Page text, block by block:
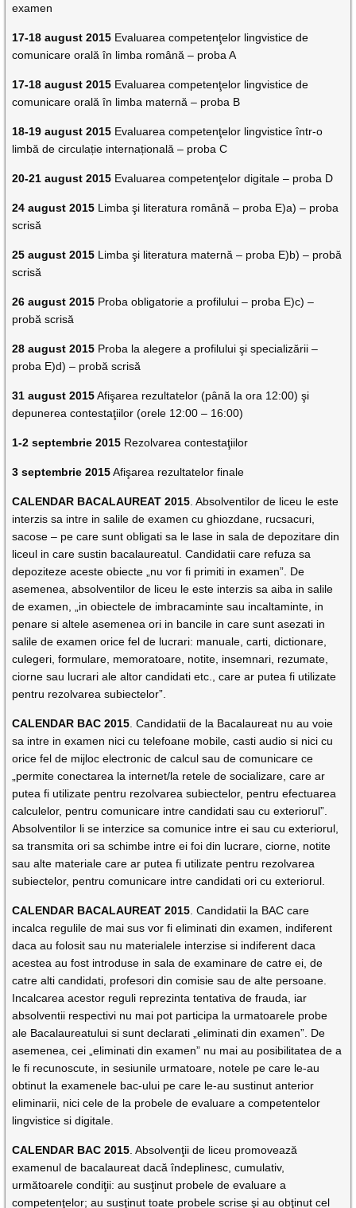
examen
17-18 august 2015 Evaluarea competenţelor lingvistice de
comunicare orală în limba română – proba A
17-18 august 2015 Evaluarea competenţelor lingvistice de
comunicare orală în limba maternă – proba B
18-19 august 2015 Evaluarea competenţelor lingvistice într-o
limbă de circulație internațională – proba C
20-21 august 2015 Evaluarea competenţelor digitale – proba D
24 august 2015 Limba şi literatura română – proba E)a) – proba
scrisă
25 august 2015 Limba şi literatura maternă – proba E)b) – probă
scrisă
26 august 2015 Proba obligatorie a profilului – proba E)c) –
probă scrisă
28 august 2015 Proba la alegere a profilului şi specializării –
proba E)d) – probă scrisă
31 august 2015Afişarea rezultatelor (până la ora 12:00) şi
depunerea contestaţiilor (orele 12:00 – 16:00)
1-2 septembrie 2015 Rezolvarea contestaţiilor
3 septembrie 2015Afişarea rezultatelor finale
CALENDAR BACALAUREAT 2015 . Absolventilor de liceu le este
interzis sa intre in salile de examen cu ghiozdane, rucsacuri,
sacose – pe care sunt obligati sa le lase in sala de depozitare din
liceul in care sustin bacalaureatul. Candidatii care refuza sa
depoziteze aceste obiecte „nu vor fi primiti in examen”. De
asemenea, absolventilor de liceu le este interzis sa aiba in salile
de examen, „in obiectele de imbracaminte sau incaltaminte, in
penare si altele asemenea ori in bancile in care sunt asezati in
salile de examen orice fel de lucrari: manuale, carti, dictionare,
culegeri, formulare, memoratoare, notite, insemnari, rezumate,
ciorne sau lucrari ale altor candidati etc., care ar putea fi utilizate
pentru rezolvarea subiectelor”.
CALENDAR BAC 2015 . Candidatii de la Bacalaureat nu au voie
sa intre in examen nici cu telefoane mobile, casti audio si nici cu
orice fel de mijloc electronic de calcul sau de comunicare ce
„permite conectarea la internet/la retele de socializare, care ar
putea fi utilizate pentru rezolvarea subiectelor, pentru efectuarea
calculelor, pentru comunicare intre candidati sau cu exteriorul”.
Absolventilor li se interzice sa comunice intre ei sau cu exteriorul,
sa transmita ori sa schimbe intre ei foi din lucrare, ciorne, notite
sau alte materiale care ar putea fi utilizate pentru rezolvarea
subiectelor, pentru comunicare intre candidati ori cu exteriorul.
CALENDAR BACALAUREAT 2015 . Candidatii la BAC care
incalca regulile de mai sus vor fi eliminati din examen, indiferent
daca au folosit sau nu materialele interzise si indiferent daca
acestea au fost introduse in sala de examinare de catre ei, de
catre alti candidati, profesori din comisie sau de alte persoane.
Incalcarea acestor reguli reprezinta tentativa de frauda, iar
absolventii respectivi nu mai pot participa la urmatoarele probe
ale Bacalaureatului si sunt declarati „eliminati din examen”. De
asemenea, cei „eliminati din examen” nu mai au posibilitatea de a
le fi recunoscute, in sesiunile urmatoare, notele pe care le-au
obtinut la examenele bac-ului pe care le-au sustinut anterior
eliminarii, nici cele de la probele de evaluare a competentelor
lingvistice si digitale.
CALENDAR BAC 2015 . Absolvenţii de liceu promovează
examenul de bacalaureat dacă îndeplinesc, cumulativ,
următoarele condiţii: au susţinut probele de evaluare a
competenţelor; au susţinut toate probele scrise şi au obţinut cel